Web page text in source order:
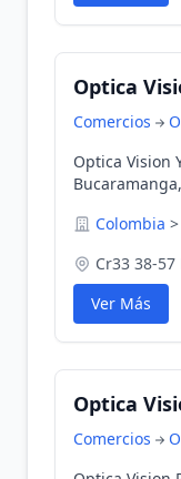
Optica
Comercios
Optica Vision
Colombia >
Cr33 38-57
Ver Más
Optica
Comercios